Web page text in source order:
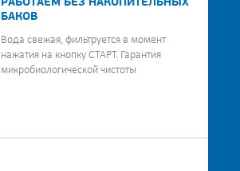
РАБОТАЕМ БЕЗ НАКОПИТЕЛЬНЫХ
БАКОВ
Вода свежая, фильтруется в момент
нажатия на кнопку СТАРТ. Гарантия
микробиологической чистоты